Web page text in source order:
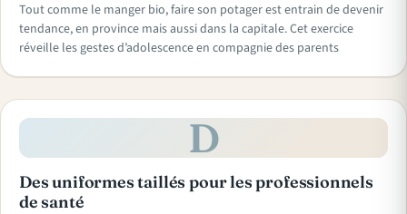
Tout comme le manger bio, faire son potager est entrain de devenir
tendance, en province mais aussi dans la capitale. Cet exercice
réveille les gestes d’adolescence en compagnie des parents
D
Des uniformes taillés pour les professionnels
de santé